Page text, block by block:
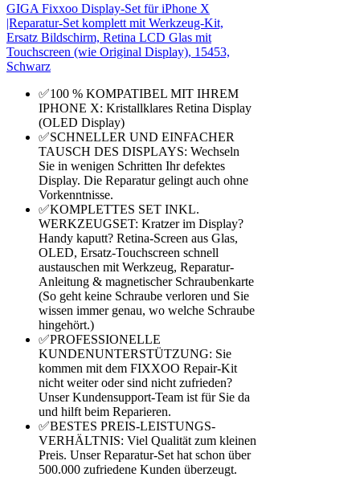
GIGA Fixxoo Display-Set für iPhone X
|Reparatur-Set komplett mit Werkzeug-Kit,
Ersatz Bildschirm, Retina LCD Glas mit
Touchscreen (wie Original Display), 15453,
Schwarz
✅100 % KOMPATIBEL MIT IHREM
IPHONE X: Kristallklares Retina Display
(OLED Display)
✅SCHNELLER UND EINFACHER
TAUSCH DES DISPLAYS: Wechseln
Sie in wenigen Schritten Ihr defektes
Display. Die Reparatur gelingt auch ohne
Vorkenntnisse.
✅KOMPLETTES SET INKL.
WERKZEUGSET: Kratzer im Display?
Handy kaputt? Retina-Screen aus Glas,
OLED, Ersatz-Touchscreen schnell
austauschen mit Werkzeug, Reparatur-
Anleitung & magnetischer Schraubenkarte
(So geht keine Schraube verloren und Sie
wissen immer genau, wo welche Schraube
hingehört.)
✅PROFESSIONELLE
KUNDENUNTERSTÜTZUNG: Sie
kommen mit dem FIXXOO Repair-Kit
nicht weiter oder sind nicht zufrieden?
Unser Kundensupport-Team ist für Sie da
und hilft beim Reparieren.
✅BESTES PREIS-LEISTUNGS-
VERHÄLTNIS: Viel Qualität zum kleinen
Preis. Unser Reparatur-Set hat schon über
500.000 zufriedene Kunden überzeugt.